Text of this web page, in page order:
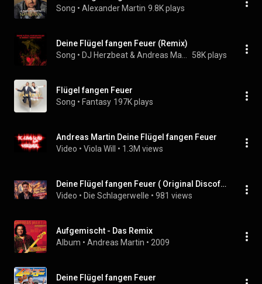
Song • Alexander Martin 9.8K plays
Deine Flügel fangen Feuer (Remix)
Song • 58K plays
Flügel fangen Feuer
Song • Fantasy 197K plays
Andreas Martin Deine Flügel fangen Feuer
Video • Viola Will • 1.3M views
Deine Flügel fangen Feuer ( Original Discofox Schlager 2026)
Video • Die Schlagerwelle • 981 views
Aufgemischt - Das Remix
Album • Andreas Martin • 2009
Deine Flügel fangen Feuer